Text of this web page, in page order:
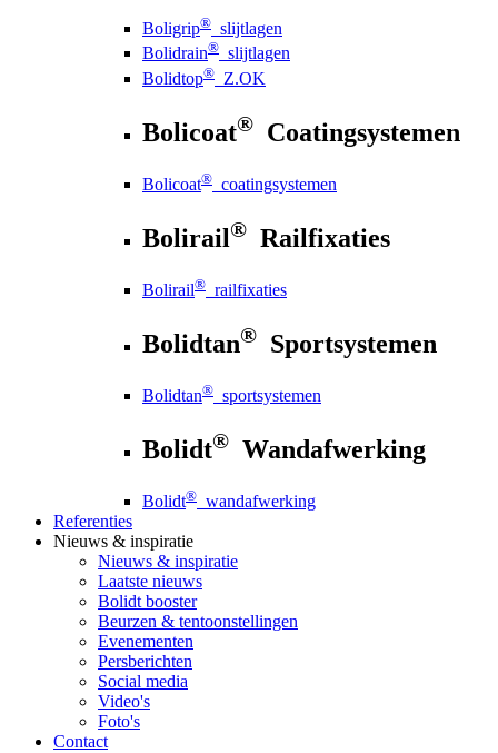
Boligrip® slijtlagen
Bolidrain® slijtlagen
Bolidtop® Z.OK
Bolicoat® Coatingsystemen
Bolicoat® coatingsystemen
Bolirail® Railfixaties
Bolirail® railfixaties
Bolidtan® Sportsystemen
Bolidtan® sportsystemen
Bolidt® Wandafwerking
Bolidt® wandafwerking
Referenties
Nieuws & inspiratie
Nieuws & inspiratie
Laatste nieuws
Bolidt booster
Beurzen & tentoonstellingen
Evenementen
Persberichten
Social media
Video's
Foto's
Contact